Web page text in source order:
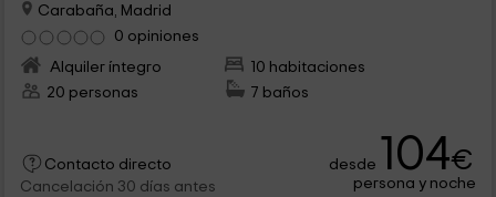
Carabaña, Madrid
0 opiniones
Alquiler íntegro
10 habitaciones
20 personas
7 baños
Contacto directo
Cancelación 30 días antes
desde 104€
persona y noche